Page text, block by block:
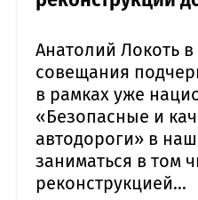
Анатолий Локоть
совещания
в рамках уже
«Безопасные и
автодороги» в
заниматься в том
реконструкцией...